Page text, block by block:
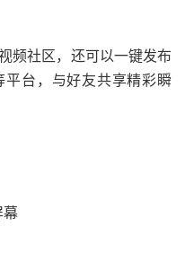
频社区，还可以一键发布
平台，与好友共享精彩瞬
幕